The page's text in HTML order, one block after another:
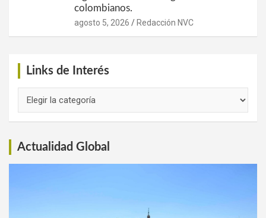
colombianos.
agosto 5, 2026 Redacción NVC
Links de Interés
Actualidad Global